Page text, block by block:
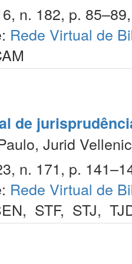
n. 182, p.
Rede Virtual de
de
Jurid
n. 171, p.
Rede Virtual de
, STF, STJ,